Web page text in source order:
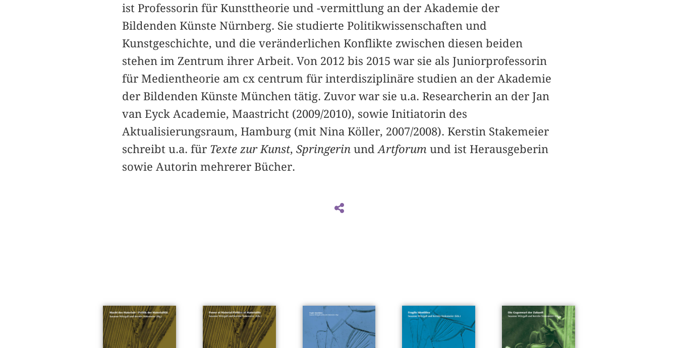
ist Professorin für Kunsttheorie und -vermittlung an der Akademie der
Bildenden Künste Nürnberg. Sie studierte Politikwissenschaften und
Kunstgeschichte, und die veränderlichen Konflikte zwischen diesen beiden
stehen im Zentrum ihrer Arbeit. Von 2012 bis 2015 war sie als Juniorprofessorin
für Medientheorie am cx centrum für interdisziplinäre studien an der Akademie
der Bildenden Künste München tätig. Zuvor war sie u.a. Researcherin an der Jan
van Eyck Academie, Maastricht (2009/2010), sowie Initiatorin des
Aktualisierungsraum, Hamburg (mit Nina Köller, 2007/2008). Kerstin Stakemeier
schreibt u.a. für Texte zur Kunst, Springerin und Artforum und ist Herausgeberin
sowie Autorin mehrerer Bücher.